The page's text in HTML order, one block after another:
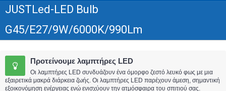
JUSTLed-LED Bulb
G45/E27/9W/6000K/990Lm
Προτείνουμε λαμπτήρες LED
Οι λαμπτήρες LED συνδυάζουν ένα όμορφο ζεστό λευκό φως με μια
εξαιρετικά μακρά διάρκεια ζωής. Οι λαμπτήρες LED παρέχουν άμεση, σημαντική
εξοικονόμηση ενέργειας ενώ ενισχύουν την ατμόσφαιρα του σπιτιού σας.